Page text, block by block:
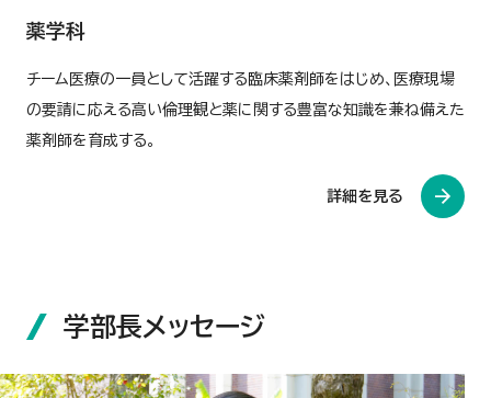
薬学科
チーム医療の一員として活躍する臨床薬剤師をはじめ、医療現場
の要請に応える高い倫理観と薬に関する豊富な知識を兼ね備えた
薬剤師を育成する。
詳細を見る
学部長メッセージ